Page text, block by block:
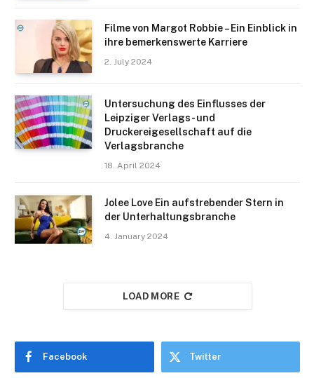
Filme von Margot Robbie – Ein Einblick in
ihre bemerkenswerte Karriere
2. July 2024
Untersuchung des Einflusses der
Leipziger Verlags- und
Druckereigesellschaft auf die
Verlagsbranche
18. April 2024
Jolee Love Ein aufstrebender Stern in
der Unterhaltungsbranche
4. January 2024
LOAD MORE
Facebook Twitter